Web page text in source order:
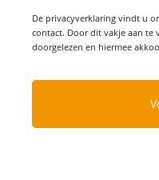
De privacyverklaring vindt u
contact. Door dit vakje aan te
doorgelezen en hiermee